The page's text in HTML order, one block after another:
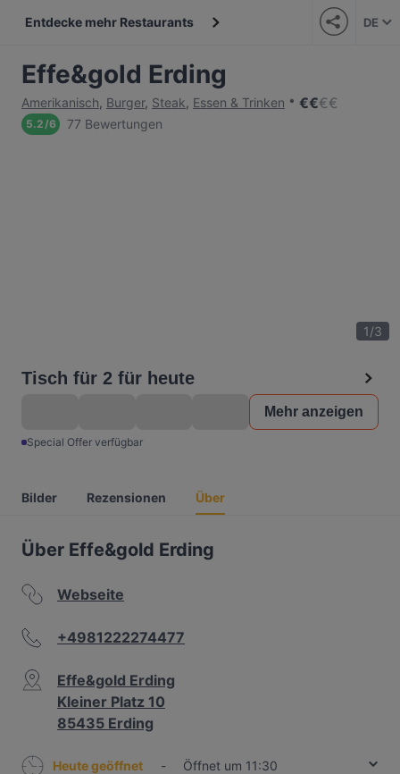
Entdecke mehr Restaurants DE
Effe&gold Erding
Amerikanisch, Burger, Steak, Essen & Trinken €€€€
5.2/6 77 Bewertungen
1/3
Tisch für 2 für heute
Mehr anzeigen
Special Offer verfügbar
Bilder Rezensionen Über
Über Effe&gold Erding
Webseite
+4981222274477
Effe&gold Erding
Kleiner Platz 10
85435 Erding
Heute geöffnet -
Öffnet um 11:30